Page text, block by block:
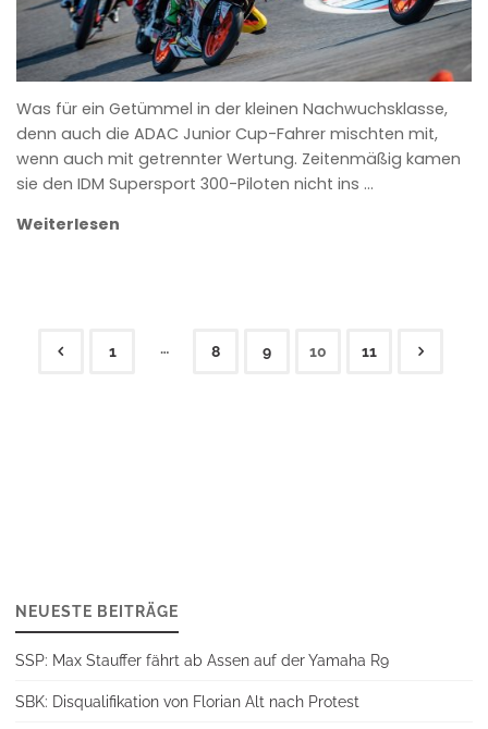
Was für ein Getümmel in der kleinen Nachwuchsklasse,
denn auch die ADAC Junior Cup-Fahrer mischten mit,
wenn auch mit getrennter Wertung. Zeitenmäßig kamen
sie den IDM Supersport 300-Piloten nicht ins …
Weiterlesen
1 … 8 9 10 11
NEUESTE BEITRÄGE
SSP: Max Stauffer fährt ab Assen auf der Yamaha R9
SBK: Disqualifikation von Florian Alt nach Protest